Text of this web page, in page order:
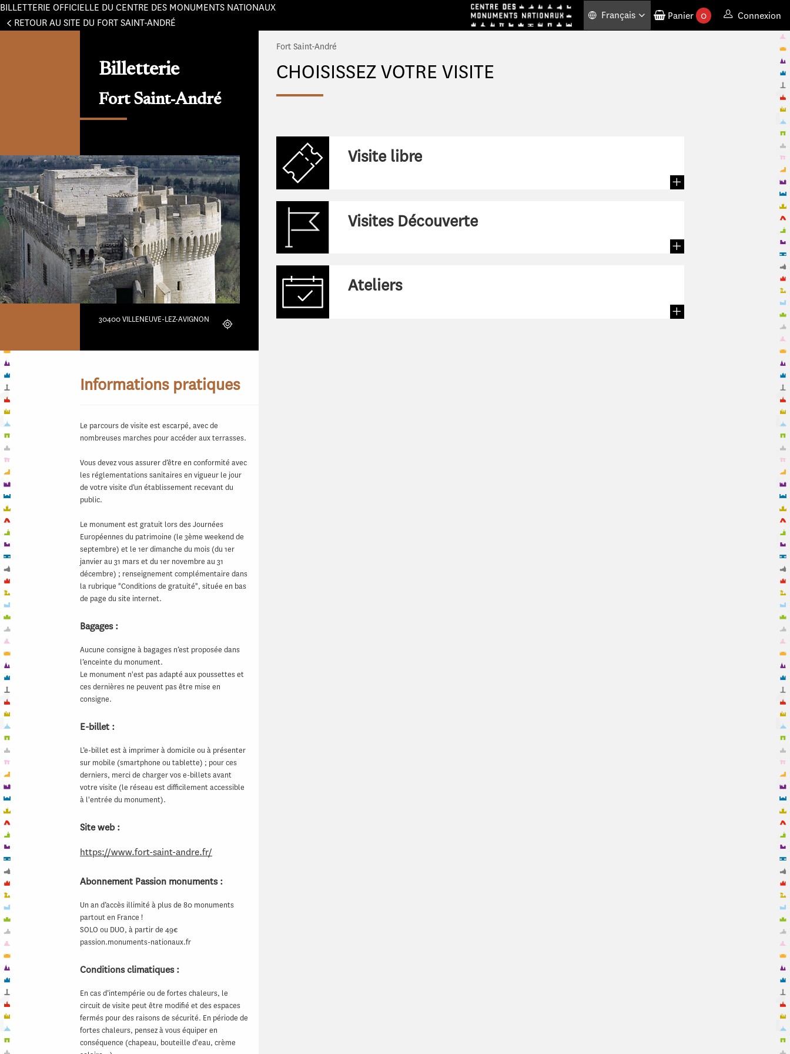
BILLETTERIE OFFICIELLE DU CENTRE DES MONUMENTS NATIONAUX
RETOUR AU SITE DU FORT SAINT-ANDRÉ
Français Panier 0 Connexion
Billetterie
Fort Saint-André
30400 VILLENEUVE-LEZ-AVIGNON Localiser
Informations pratiques
Le parcours de visite est escarpé, avec de
nombreuses marches pour accéder aux terrasses.
Vous devez vous assurer d’être en conformité avec
les réglementations sanitaires en vigueur le jour
de votre visite d’un établissement recevant du
public.
Le monument est gratuit lors des Journées
Européennes du patrimoine (le 3ème weekend de
septembre) et le 1er dimanche du mois (du 1er
janvier au 31 mars et du 1er novembre au 31
décembre) ; renseignement complémentaire dans
la rubrique "Conditions de gratuité", située en bas
de page du site internet.
Bagages :
Aucune consigne à bagages n’est proposée dans
l’enceinte du monument.
Le monument n'est pas adapté aux poussettes et
ces dernières ne peuvent pas être mise en
consigne.
E-billet :
L’e-billet est à imprimer à domicile ou à présenter
sur mobile (smartphone ou tablette) ; pour ces
derniers, merci de charger vos e-billets avant
votre visite (le réseau est difficilement accessible
à l'entrée du monument).
Site web :
https://www.fort-saint-andre.fr/
Abonnement Passion monuments :
Un an d’accès illimité à plus de 80 monuments
partout en France !
SOLO ou DUO, à partir de 49€
passion.monuments-nationaux.fr
Conditions climatiques :
En cas d’intempérie ou de fortes chaleurs, le
circuit de visite peut être modifié et des espaces
fermés pour des raisons de sécurité. En période de
fortes chaleurs, pensez à vous équiper en
conséquence (chapeau, bouteille d'eau, crème
Fort Saint-André
CHOISISSEZ VOTRE VISITE
Visite libre
Visites Découverte
Ateliers:
Panneau de gestion des cookies